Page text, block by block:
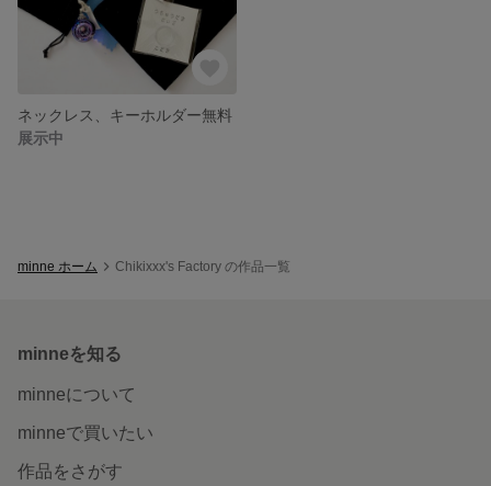
ネックレス、キーホルダー無料
展示中
minne ホーム Chikixxx's Factory の作品一覧
minneを知る
minneについて
minneで買いたい
作品をさがす